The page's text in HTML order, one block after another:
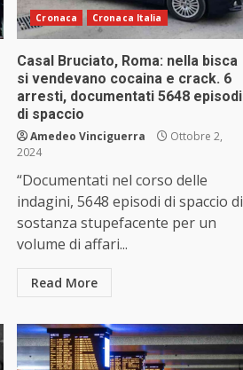
Cronaca Cronaca Italia
Casal Bruciato, Roma: nella bisca
si vendevano cocaina e crack. 6
arresti, documentati 5648 episodi
di spaccio
Amedeo Vinciguerra
Ottobre 2,
2024
“Documentati nel corso delle
indagini, 5648 episodi di spaccio di
sostanza stupefacente per un
volume di affari...
Read More